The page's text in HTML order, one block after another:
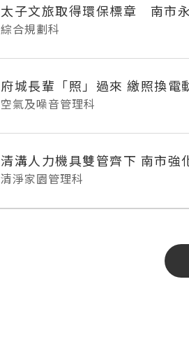
太子文旅取得環保標章 南市
綜合規劃科
府城長輩「照
空氣及噪音管理科
清溝人力機具雙管齊下 南市強
清淨家園管理科